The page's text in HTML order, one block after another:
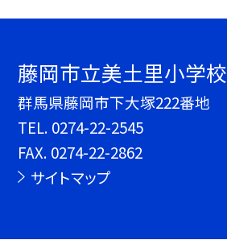
藤岡市立美土里小学校
群馬県藤岡市下大塚222番地
TEL. 0274-22-2545
FAX. 0274-22-2862
サイトマップ